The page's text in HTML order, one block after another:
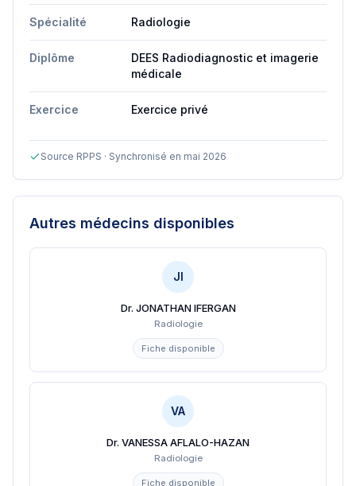
Spécialité Radiologie
Diplôme
DEES Radiodiagnostic et imagerie
médicale
Exercice Exercice privé
Source RPPS · Synchronisé en mai 2026
Autres médecins disponibles
JI
Dr. JONATHAN IFERGAN
Radiologie
Fiche disponible
VA
Dr. VANESSA AFLALO-HAZAN
Radiologie
Fiche disponible